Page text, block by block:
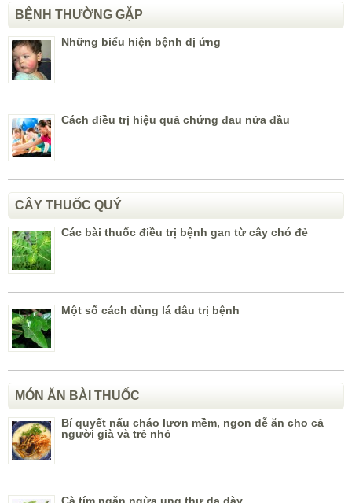
BỆNH THƯỜNG GẶP
Những biểu hiện bệnh dị ứng
Cách điều trị hiệu quả chứng đau nửa đầu
CÂY THUỐC QUÝ
Các bài thuốc điều trị bệnh gan từ cây chó đẻ
Một số cách dùng lá dâu trị bệnh
MÓN ĂN BÀI THUỐC
Bí quyết nấu cháo lươn mềm, ngon dễ ăn cho cả
người già và trẻ nhỏ